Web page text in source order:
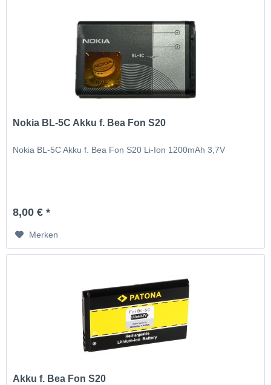
Nokia BL-5C Akku f. Bea Fon S20
Nokia BL-5C Akku f. Bea Fon S20 Li-Ion 1200mAh 3,7V
8,00 € *
Merken
Akku f. Bea Fon S20